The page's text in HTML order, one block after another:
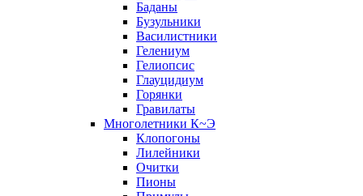
Баданы
Бузульники
Василистники
Гелениум
Гелиопсис
Глауцидиум
Горянки
Гравилаты
Многолетники К~Э
Клопогоны
Лилейники
Очитки
Пионы